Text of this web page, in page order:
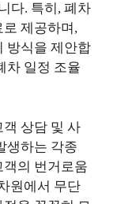
다. 특히, 폐차
제공하며,
방식을 제안합
차 일정 조율
상담 및 사
생하는 각종
의 번거로움
원에서 무단